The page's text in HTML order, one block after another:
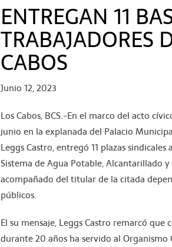
ENTREGAN 11
TRABAJADORES
CABOS
Junio 12, 2023
Los Cabos, BCS.-En el marco del acto
junio en la explanada del Palacio
Leggs Castro, entregó 11 plazas
Sistema de Agua Potable, Alcantarillado
acompañado del titular de la citada
públicos.
El su mensaje, Leggs Castro remarcó
durante 20 años ha servido al